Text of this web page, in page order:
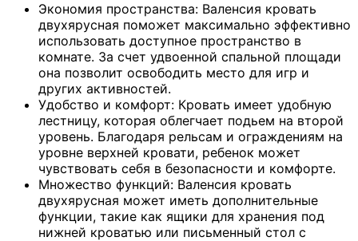
Экономия пространства: Валенсия кровать
двухярусная поможет максимально эффективно
использовать доступное пространство в
комнате. За счет удвоенной спальной площади
она позволит освободить место для игр и
других активностей.
Удобство и комфорт: Кровать имеет удобную
лестницу, которая облегчает подьем на второй
уровень. Благодаря рельсам и ограждениям на
уровне верхней кровати, ребенок может
чувствовать себя в безопасности и комфорте.
Множество функций: Валенсия кровать
двухярусная может иметь дополнительные
функции, такие как ящики для хранения под
нижней кроватью или письменный стол с